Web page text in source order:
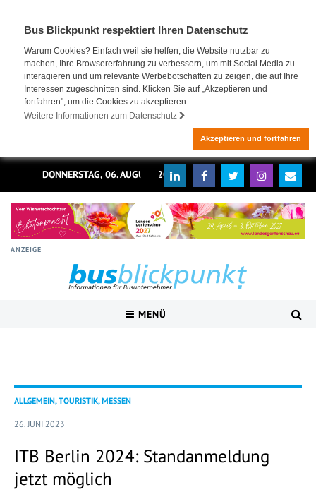
Bus Blickpunkt respektiert Ihren Datenschutz
Warum Cookies? Einfach weil sie helfen, die Website nutzbar zu
machen, Ihre Browsererfahrung zu verbessern, um mit Social Media zu
interagieren und um relevante Werbebotschaften zu zeigen, die auf Ihre
Interessen zugeschnitten sind. Klicken Sie auf „Akzeptieren und
fortfahren", um die Cookies zu akzeptieren.
Weitere Informationen zum Datenschutz
Akzeptieren und fortfahren
DONNERSTAG, 06. AUGUST 2026
ANZEIGE
MENÜ
ALLGEMEIN, TOURISTIK, MESSEN
26. JUNI 2023
ITB Berlin 2024: Standanmeldung
jetzt möglich